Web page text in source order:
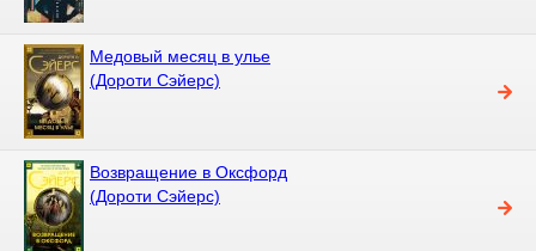
Медовый месяц в улье
(Дороти Сэйерс)
Возвращение в Оксфорд
(Дороти Сэйерс)